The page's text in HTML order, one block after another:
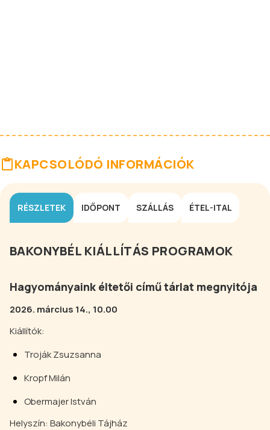
KAPCSOLÓDÓ INFORMÁCIÓK
RÉSZLETEK IDŐPONT SZÁLLÁS ÉTEL-ITAL
BAKONYBÉL KIÁLLÍTÁS PROGRAMOK
Hagyományaink éltetői című tárlat megnyitója
2026. március 14., 10.00
Kiállítók:
Troják Zsuzsanna
Kropf Milán
Obermajer István
Helyszín: Bakonybéli Tájház